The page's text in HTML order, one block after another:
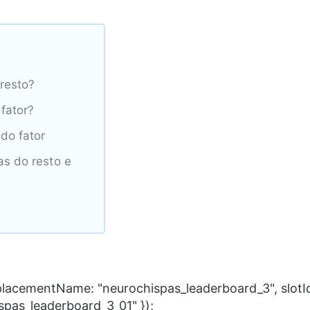
fator
do resto e
"neurochispas_leaderboard_3",
});